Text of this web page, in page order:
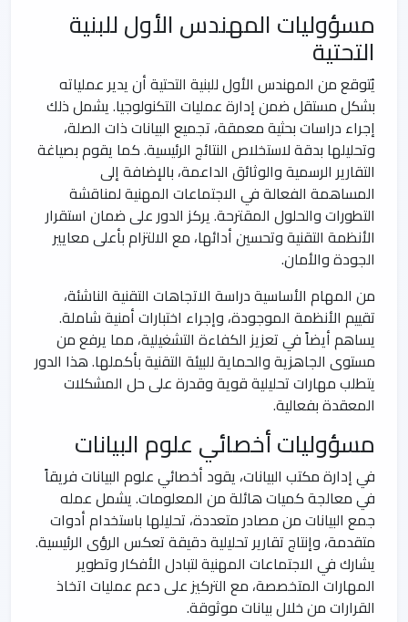
مسؤوليات المهندس الأول للبنية
التحتية
يُتوقع من المهندس الأول للبنية التحتية أن يدير عملياته
بشكل مستقل ضمن إدارة عمليات التكنولوجيا. يشمل ذلك
إجراء دراسات بحثية معمقة، تجميع البيانات ذات الصلة،
وتحليلها بدقة لاستخلاص النتائج الرئيسية. كما يقوم بصياغة
التقارير الرسمية والوثائق الداعمة، بالإضافة إلى
المساهمة الفعالة في الاجتماعات المهنية لمناقشة
التطورات والحلول المقترحة. يركز الدور على ضمان استقرار
الأنظمة التقنية وتحسين أدائها، مع الالتزام بأعلى معايير
الجودة والأمان.
من المهام الأساسية دراسة الاتجاهات التقنية الناشئة،
تقييم الأنظمة الموجودة، وإجراء اختبارات أمنية شاملة.
يساهم أيضاً في تعزيز الكفاءة التشغيلية، مما يرفع من
مستوى الجاهزية والحماية للبيئة التقنية بأكملها. هذا الدور
يتطلب مهارات تحليلية قوية وقدرة على حل المشكلات
المعقدة بفعالية.
مسؤوليات أخصائي علوم البيانات
في إدارة مكتب البيانات، يقود أخصائي علوم البيانات فريقاً
في معالجة كميات هائلة من المعلومات. يشمل عمله
جمع البيانات من مصادر متعددة، تحليلها باستخدام أدوات
متقدمة، وإنتاج تقارير تحليلية دقيقة تعكس الرؤى الرئيسية.
يشارك في الاجتماعات المهنية لتبادل الأفكار وتطوير
المهارات المتخصصة، مع التركيز على دعم عمليات اتخاذ
القرارات من خلال بيانات موثوقة.